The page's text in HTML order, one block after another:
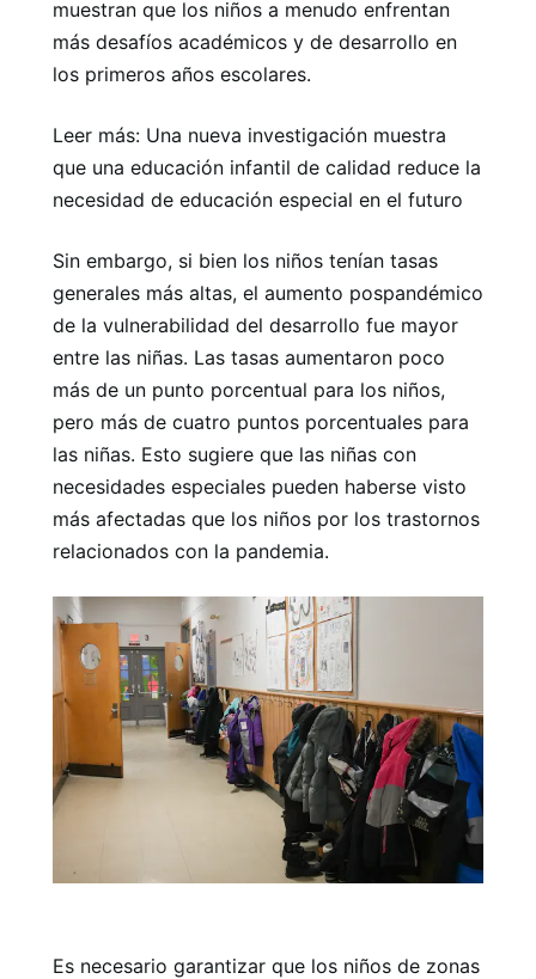
muestran que los niños a menudo enfrentan
más desafíos académicos y de desarrollo en
los primeros años escolares.
Leer más: Una nueva investigación muestra
que una educación infantil de calidad reduce la
necesidad de educación especial en el futuro
Sin embargo, si bien los niños tenían tasas
generales más altas, el aumento pospandémico
de la vulnerabilidad del desarrollo fue mayor
entre las niñas. Las tasas aumentaron poco
más de un punto porcentual para los niños,
pero más de cuatro puntos porcentuales para
las niñas. Esto sugiere que las niñas con
necesidades especiales pueden haberse visto
más afectadas que los niños por los trastornos
relacionados con la pandemia.
Es necesario garantizar que los niños de zonas